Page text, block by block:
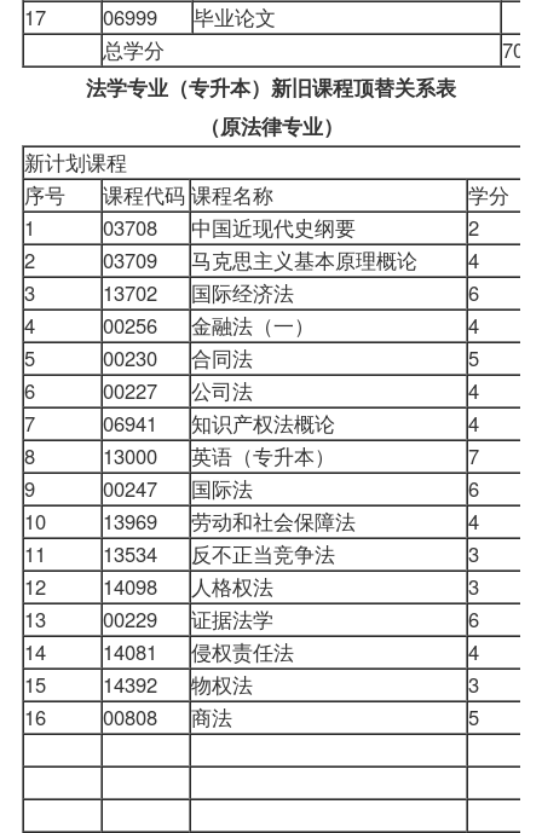
17
06999
毕业论文
总学分
70
法学专业（专升本）新旧课程顶替关系表
（原法律专业）
新计划课程
序号
课程代码 课程名称 学分
1
03708 中国近现代史纲要 2
2
03709 马克思主义基本原理概论 4
3
13702 国际经济法 6
4
00256 金融法（一） 4
5
00230 合同法 5
6
00227 公司法 4
7
06941 知识产权法概论 4
8
13000 英语（专升本） 7
9 00247 国际法
6
10
13969 劳动和社会保障法 4
11
13534 反不正当竞争法 3
12
14098 人格权法 3
13
00229 证据法学 6
14
14081 侵权责任法 4
15
14392 物权法 3
16
00808 商法 5